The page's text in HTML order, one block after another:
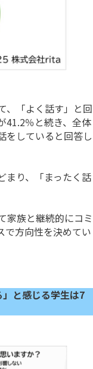
、「よく話す」と回
41.2％と続き、全体
をしていると回答し
まり、「まったく話
家族と継続的にコミ
で方向性を決めてい
」と感じる学生は7